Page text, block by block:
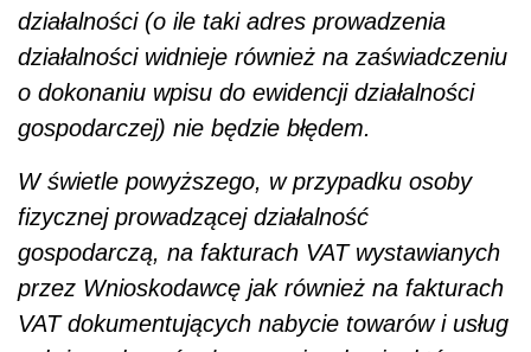
działalności (o ile taki adres prowadzenia
działalności widnieje również na zaświadczeniu
o dokonaniu wpisu do ewidencji działalności
gospodarczej) nie będzie błędem.
W świetle powyższego, w przypadku osoby
fizycznej prowadzącej działalność
gospodarczą, na fakturach VAT wystawianych
przez Wnioskodawcę jak również na fakturach
VAT dokumentujących nabycie towarów i usług